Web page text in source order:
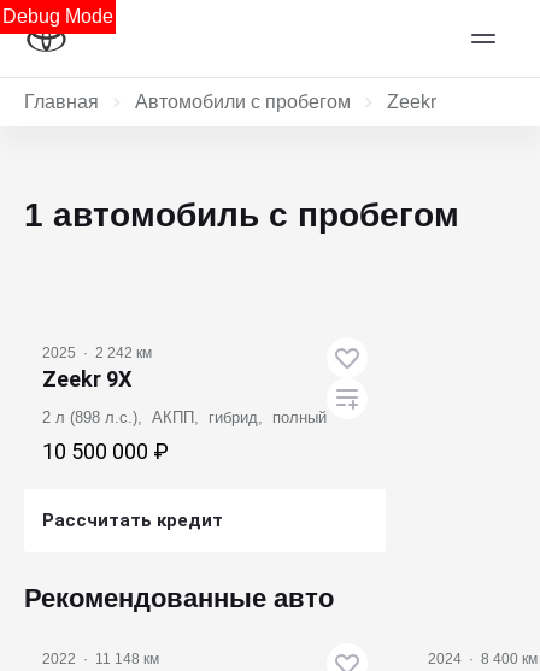
Debug Mode
Главная Автомобили с пробегом Zeekr
1 автомобиль с пробегом
2025 · 2 242 км
Zeekr 9X
2 л (898 л.с.), АКПП, гибрид, полный
10 500 000 ₽
Рассчитать кредит
Рекомендованные авто
2022 · 11 148 км 2024 · 8 400 км